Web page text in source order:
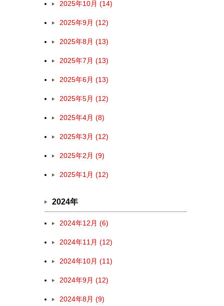
2025年10月 (14)
2025年9月 (12)
2025年8月 (13)
2025年7月 (13)
2025年6月 (13)
2025年5月 (12)
2025年4月 (8)
2025年3月 (12)
2025年2月 (9)
2025年1月 (12)
2024年
2024年12月 (6)
2024年11月 (12)
2024年10月 (11)
2024年9月 (12)
2024年8月 (9)